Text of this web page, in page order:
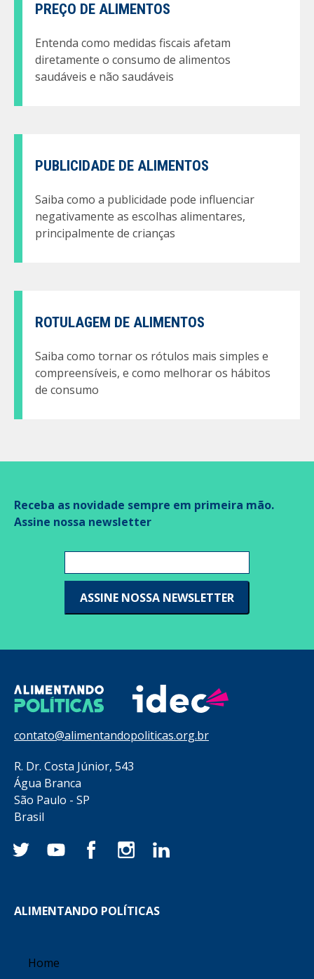
PREÇO DE ALIMENTOS
Entenda como medidas fiscais afetam
diretamente o consumo de alimentos
saudáveis e não saudáveis
PUBLICIDADE DE ALIMENTOS
Saiba como a publicidade pode influenciar
negativamente as escolhas alimentares,
principalmente de crianças
ROTULAGEM DE ALIMENTOS
Saiba como tornar os rótulos mais simples e
compreensíveis, e como melhorar os hábitos
de consumo
Receba as novidade sempre em primeira mão.
Assine nossa newsletter
contato@alimentandopoliticas.org.br
R. Dr. Costa Júnior, 543
Água Branca
São Paulo - SP
Brasil
ALIMENTANDO POLÍTICAS
Home